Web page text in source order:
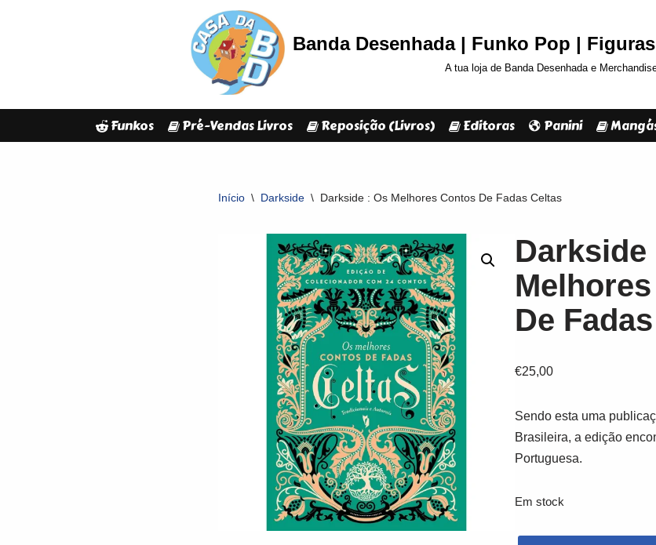
conteúdo
Banda Desenhada | Funko Pop |
A tua loja de Banda Desenhada e
Funkos Pré-Vendas Livros Reposição (Livros) Editoras Panini
Início \ Darkside \ Darkside : Os Melhores Contos De Fadas Celtas
Darkside
De
€25,00
Sendo esta uma
Brasileira, a edição
Portuguesa.
Em stock